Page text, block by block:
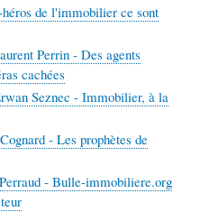
de l'immobilier ce sont
Perrin - Des agents
cachées
Seznec - Immobilier, à la
- Les prophètes de
- Bulle-immobiliere.org